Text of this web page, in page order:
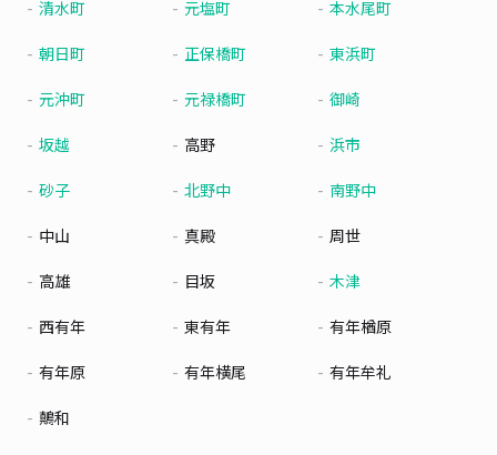
清水町 元塩町 本水尾町
朝日町 正保橋町 東浜町
元沖町 元禄橋町 御崎
坂越 高野 浜市
砂子 北野中 南野中
中山 真殿 周世
高雄 目坂 木津
西有年 東有年 有年楢原
有年原 有年横尾 有年牟礼
鷏和